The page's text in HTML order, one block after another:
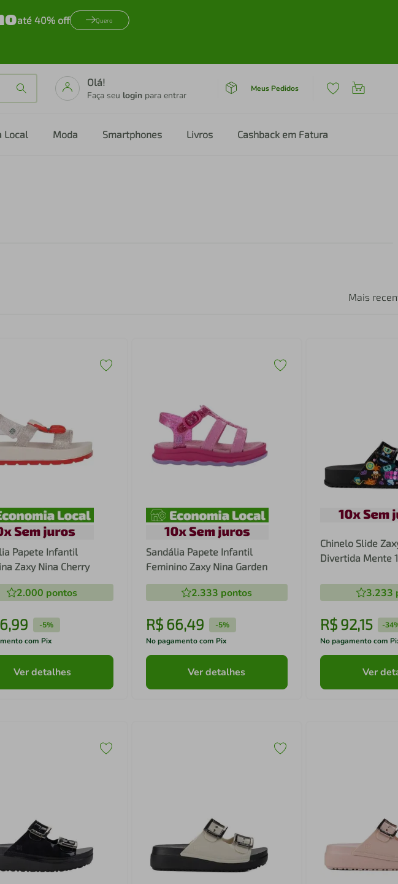
até 40% off Quero
Olá!
Faça seu login para entrar
Meus Pedidos
Local Moda Smartphones Livros Cashback em Fatura
Mais
Papete Infantil
Zaxy Nina Cherry
2.000 pontos
,99 -5%
com Pix
Ver detalhes
Sandália Papete Infantil
Feminino Zaxy Nina Garden
2.333 pontos
R$ 66,49 -5%
No pagamento com Pix
Ver detalhes
Chinelo Slide
Divertida Mente
3.233
R$92,15 -
No pagamento com
Ver